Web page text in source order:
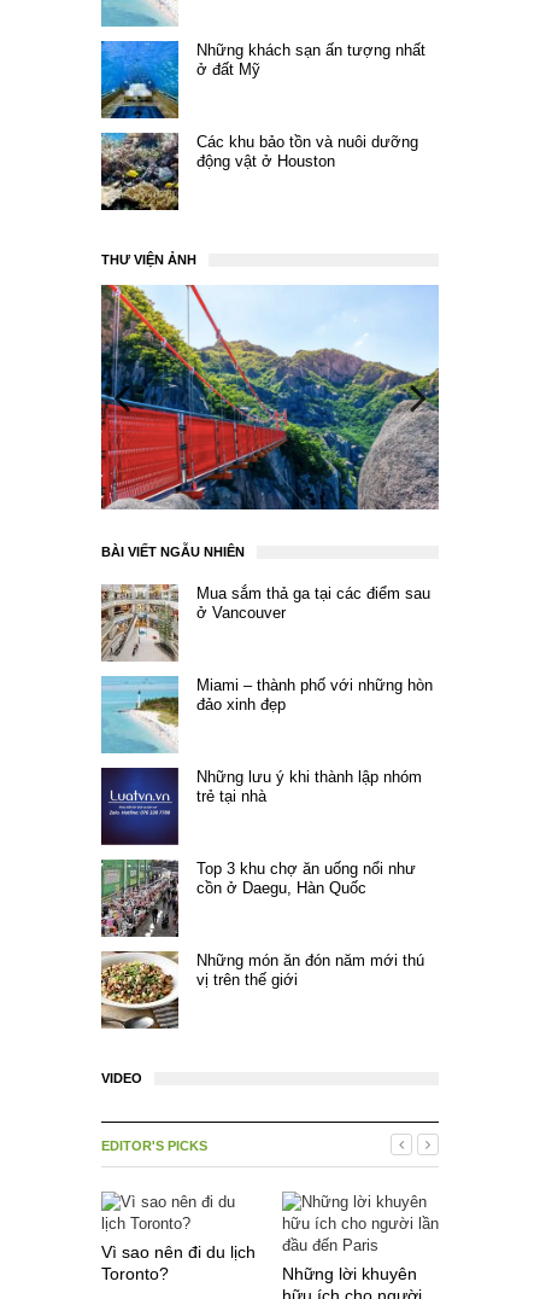
Những khách sạn ấn tượng nhất
ở đất Mỹ
Các khu bảo tồn và nuôi dưỡng
động vật ở Houston
THƯ VIỆN ẢNH
BÀI VIẾT NGẪU NHIÊN
Mua sắm thả ga tại các điểm sau
ở Vancouver
Miami – thành phố với những hòn
đảo xinh đẹp
Những lưu ý khi thành lập nhóm
trẻ tại nhà
Top 3 khu chợ ăn uống nổi như
cồn ở Daegu, Hàn Quốc
Những món ăn đón năm mới thú
vị trên thế giới
VIDEO
EDITOR'S PICKS
Vì sao nên đi du lịch
Toronto?
Những lời khuyên